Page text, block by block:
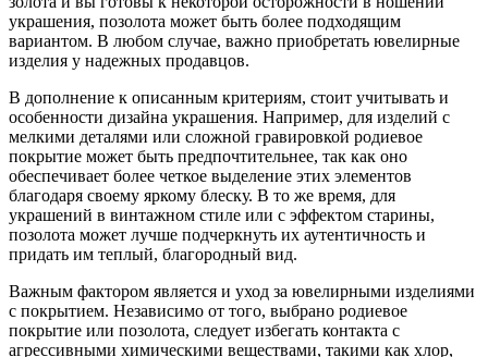
украшения, позолота может быть более подходящим
вариантом. В любом случае, важно приобретать ювелирные
изделия у надежных продавцов.
В дополнение к описанным критериям, стоит учитывать и
особенности дизайна украшения. Например, для изделий с
мелкими деталями или сложной гравировкой родиевое
покрытие может быть предпочтительнее, так как оно
обеспечивает более четкое выделение этих элементов
благодаря своему яркому блеску. В то же время, для
украшений в винтажном стиле или с эффектом старины,
позолота может лучше подчеркнуть их аутентичность и
придать им теплый, благородный вид.
Важным фактором является и уход за ювелирными изделиями
с покрытием. Независимо от того, выбрано родиевое
покрытие или позолота, следует избегать контакта с
агрессивными химическими веществами, такими как хлор,